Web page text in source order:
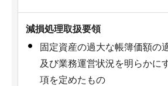
減損処理取扱要領
固定資産の過大な帳簿価額の
及び業務運営状況を明らかに
項を定めたもの